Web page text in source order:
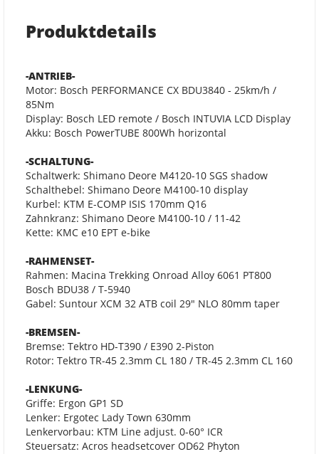
Produktdetails
-ANTRIEB-
Motor: Bosch PERFORMANCE CX BDU3840 - 25km/h /
85Nm
Display: Bosch LED remote / Bosch INTUVIA LCD Display
Akku: Bosch PowerTUBE 800Wh horizontal
-SCHALTUNG-
Schaltwerk: Shimano Deore M4120-10 SGS shadow
Schalthebel: Shimano Deore M4100-10 display
Kurbel: KTM E-COMP ISIS 170mm Q16
Zahnkranz: Shimano Deore M4100-10 / 11-42
Kette: KMC e10 EPT e-bike
-RAHMENSET-
Rahmen: Macina Trekking Onroad Alloy 6061 PT800
Bosch BDU38 / T-5940
Gabel: Suntour XCM 32 ATB coil 29" NLO 80mm taper
-BREMSEN-
Bremse: Tektro HD-T390 / E390 2-Piston
Rotor: Tektro TR-45 2.3mm CL 180 / TR-45 2.3mm CL 160
-LENKUNG-
Griffe: Ergon GP1 SD
Lenker: Ergotec Lady Town 630mm
Lenkervorbau: KTM Line adjust. 0-60° ICR
Steuersatz: Acros headsetcover OD62 Phyton